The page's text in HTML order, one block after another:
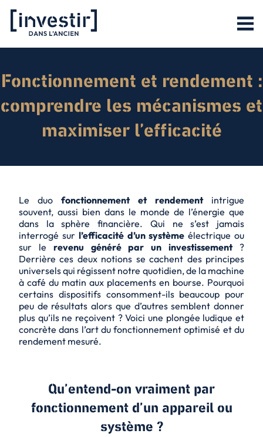
Fonctionnement et rendement :
comprendre les mécanismes et
maximiser l’efficacité
Le duo fonctionnement et rendementintrigue
souvent, aussi bien dans le monde de l’énergie que
dans la sphère financière. Qui ne s’est jamais
interrogé sur l’efficacité d’un système électrique ou
sur le revenu généré par un investissement?
Derrière ces deux notions se cachent des principes
universels qui régissent notre quotidien, de la machine
à café du matin aux placements en bourse. Pourquoi
certains dispositifs consomment-ils beaucoup pour
peu de résultats alors que d’autres semblent donner
plus qu’ils ne reçoivent ? Voici une plongée ludique et
concrète dans l’art du fonctionnement optimisé et du
rendement mesuré.
Qu’entend-on vraiment par
fonctionnement d’un appareil ou
système ?